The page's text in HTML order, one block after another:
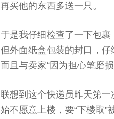
再买他的东西多送一只。
于是我仔细检查了一下包裹
但外面纸盒包装的封口，仔
而且与卖家“因为担心笔磨
联想到这个快递员昨天第
始不愿意上楼，要“下楼取”